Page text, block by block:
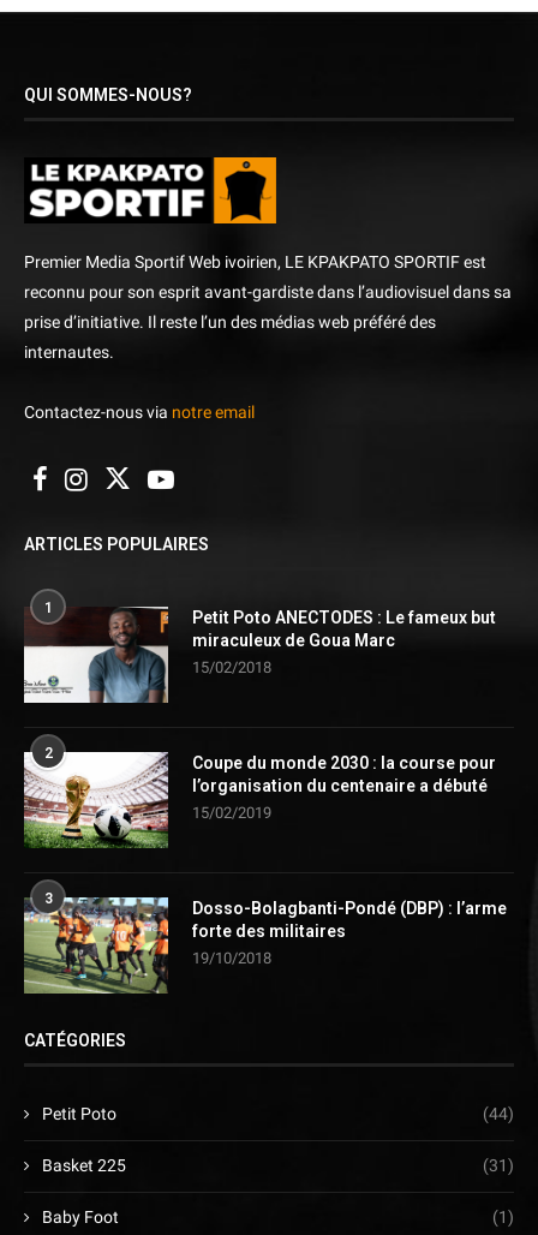
QUI SOMMES-NOUS?
Premier Media Sportif Web ivoirien, LE KPAKPATO SPORTIF est
reconnu pour son esprit avant-gardiste dans l’audiovisuel dans sa
prise d’initiative. Il reste l’un des médias web préféré des
internautes.
Contactez-nous via notre email
ARTICLES POPULAIRES
1
Petit Poto ANECTODES : Le fameux but
miraculeux de Goua Marc
15/02/2018
2
Coupe du monde 2030 : la course pour
l’organisation du centenaire a débuté
15/02/2019
3
Dosso-Bolagbanti-Pondé (DBP) : l’arme
forte des militaires
19/10/2018
CATÉGORIES
Petit Poto (44)
Basket 225 (31)
Baby Foot (1)